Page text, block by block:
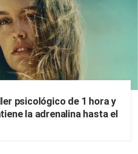
psicológico de 1 hora y
la adrenalina hasta el